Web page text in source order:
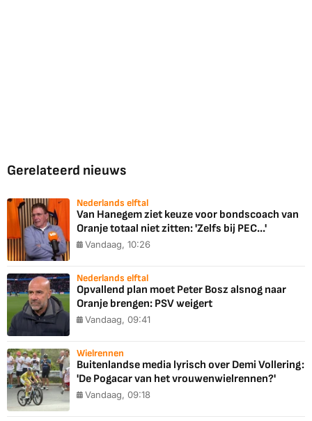
Gerelateerd nieuws
Nederlands elftal
Van Hanegem ziet keuze voor bondscoach van
Oranje totaal niet zitten: 'Zelfs bij PEC...'
Vandaag, 10:26
Nederlands elftal
Opvallend plan moet Peter Bosz alsnog naar
Oranje brengen: PSV weigert
Vandaag, 09:41
Wielrennen
Buitenlandse media lyrisch over Demi Vollering:
'De Pogacar van het vrouwenwielrennen?'
Vandaag, 09:18